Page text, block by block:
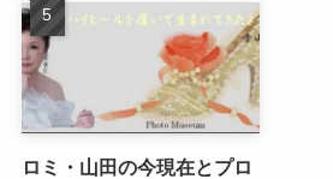
ロミ・山田の今現在とプロ